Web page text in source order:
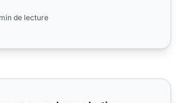
de lecture
de marketing affiliation